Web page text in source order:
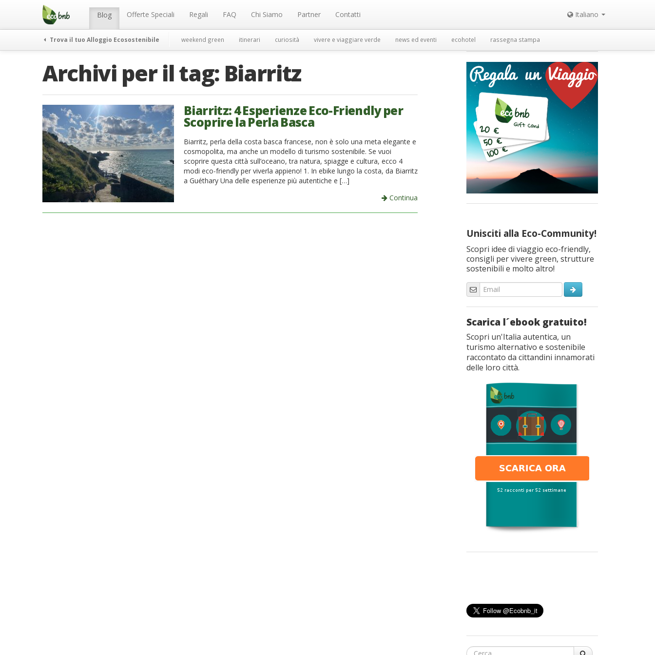
Menu Blog Offerte Speciali Regali FAQ Chi Siamo Partner Contatti Italiano
Trova il tuo Alloggio Ecosostenibile weekend green itinerari curiosità vivere e viaggiare verde news ed eventi ecohotel rassegna stampa
Archivi per il tag: Biarritz
Biarritz: 4 Esperienze Eco-Friendly per
Scoprire la Perla Basca
Biarritz, perla della costa basca francese, non è solo una meta elegante e
cosmopolita, ma anche un modello di turismo sostenibile. Se vuoi
scoprire questa città sull’oceano, tra natura, spiagge e cultura, ecco 4
modi eco-friendly per viverla appieno! 1. In ebike lungo la costa, da Biarritz
a Guéthary Una delle esperienze più autentiche e […]
Continua
Unisciti alla Eco-Community!
Scopri idee di viaggio eco-friendly,
consigli per vivere green, strutture
sostenibili e molto altro!
Scarica l´ebook gratuito!
Scopri un'Italia autentica, un
turismo alternativo e sostenibile
raccontato da cittandini innamorati
delle loro città.
Cerca